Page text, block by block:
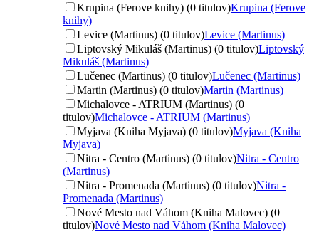
Krupina (Ferove knihy) (0 titulov)Krupina (Ferove
knihy)
Levice (Martinus) (0 titulov)Levice (Martinus)
Liptovský Mikuláš (Martinus) (0 titulov)Liptovský
Mikuláš (Martinus)
Lučenec (Martinus) (0 titulov)Lučenec (Martinus)
Martin (Martinus) (0 titulov)Martin (Martinus)
Michalovce - ATRIUM (Martinus) (0
titulov)Michalovce - ATRIUM (Martinus)
Myjava (Kniha Myjava) (0 titulov)Myjava (Kniha
Myjava)
Nitra - Centro (Martinus) (0 titulov)Nitra - Centro
(Martinus)
Nitra - Promenada (Martinus) (0 titulov)Nitra -
Promenada (Martinus)
Nové Mesto nad Váhom (Kniha Malovec) (0
titulov)Nové Mesto nad Váhom (Kniha Malovec)